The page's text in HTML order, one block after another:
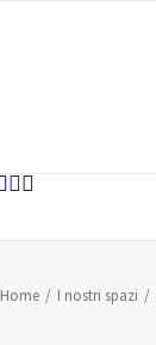
Home I nostri spazi